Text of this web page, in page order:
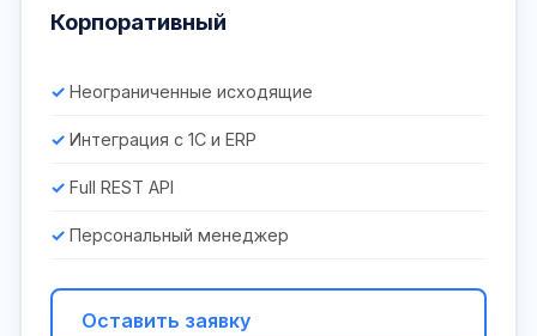
Корпоративный
Неограниченные исходящие
Интеграция с 1С и ERP
Full REST API
Персональный менеджер
Оставить заявку